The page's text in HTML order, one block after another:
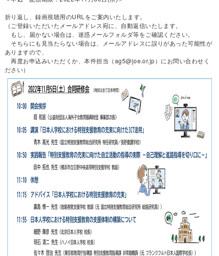
折り返し、録画視聴用のURLをご案内いたします。
（ご登録いただいたメールアドレス宛に、自動返信いたします。
もし、届かない場合は、迷惑メールフォルダ等をご確認ください。
そちらにも見当たらない場合は、メールアドレスに誤りがあった可能性が
ありますので、
再度お申込みいただくか、本件担当（ag5@joe.or.jp）にお問い合わせく
ださい）